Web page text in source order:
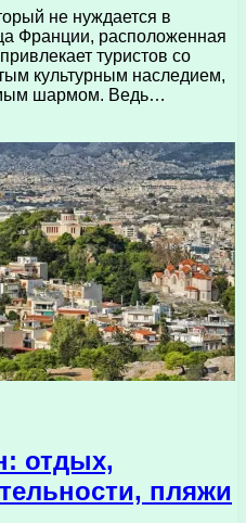
не нуждается в
Франции, расположенная
туристов со
культурным наследием,
шармом. Ведь…
отдых,
пляжи